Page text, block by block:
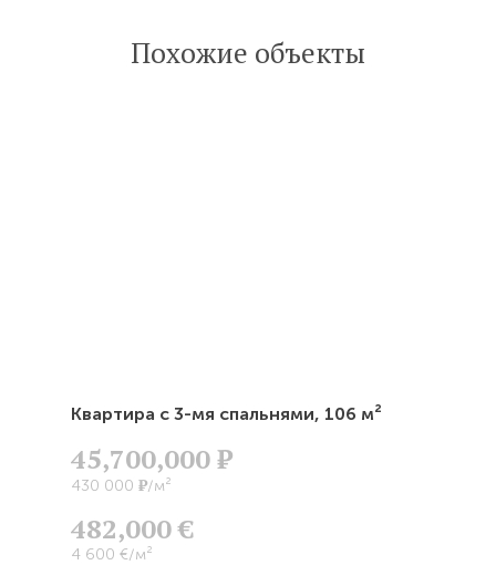
Похожие объекты
Квартира с 3-мя спальнями, 106 м²
45,700,000Р
430 000 Р/м²
482,000 €
4 600 €/м²